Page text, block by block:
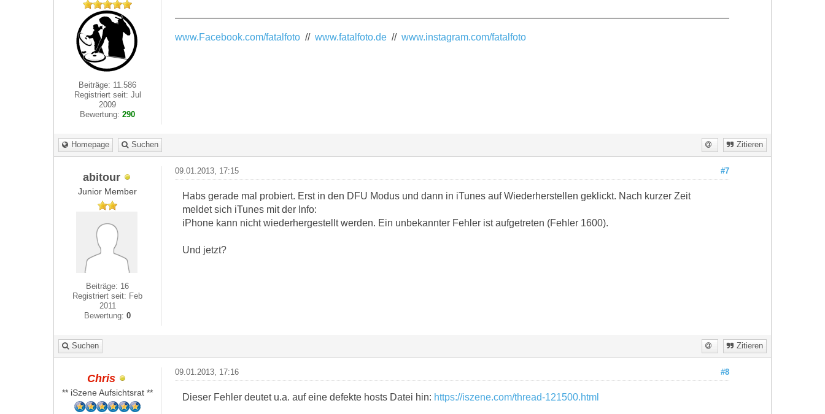
Beiträge: 11.586
Registriert seit: Jul
2009
Bewertung:290
www.Facebook.com/fatalfoto// www.fatalfoto.de// www.instagram.com/fatalfoto
Homepage Suchen Zitieren
abitour
Junior Member
Beiträge: 16
Registriert seit: Feb
2011
Bewertung:0
#7
09.01.2013, 17:15
Habs gerade mal probiert. Erst in den DFU Modus und dann in iTunes auf Wiederherstellen geklickt. Nach kurzer Zeit
meldet sich iTunes mit der Info:
iPhone kann nicht wiederhergestellt werden. Ein unbekannter Fehler ist aufgetreten (Fehler 1600).
Und jetzt?
Suchen Zitieren
Chris
** iSzene Aufsichtsrat **
#8
09.01.2013, 17:16
Dieser Fehler deutet u.a. auf eine defekte hosts Datei hin: https://iszene.com/thread-121500.html